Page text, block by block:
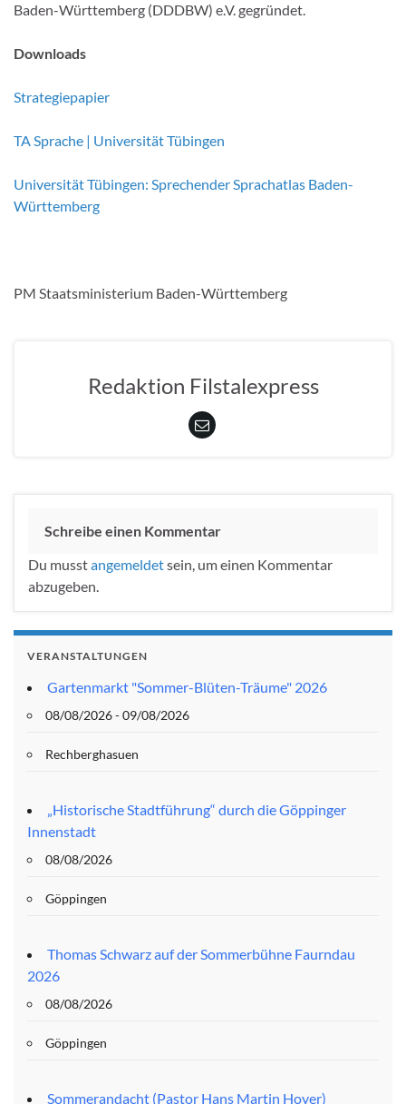
Baden-Württemberg (DDDBW) e.V. gegründet.
Downloads
Strategiepapier
TA Sprache | Universität Tübingen
Universität Tübingen: Sprechender Sprachatlas Baden-
Württemberg
PM Staatsministerium Baden-Württemberg
Redaktion Filstalexpress
Schreibe einen Kommentar
Du musstangemeldetsein, um einen Kommentar
abzugeben.
VERANSTALTUNGEN
Gartenmarkt "Sommer-Blüten-Träume" 2026
08/08/2026 - 09/08/2026
Rechberghasuen
„Historische Stadtführung“ durch die Göppinger
Innenstadt
08/08/2026
Göppingen
Thomas Schwarz auf der Sommerbühne Faurndau
2026
08/08/2026
Göppingen
Sommerandacht (Pastor Hans Martin Hoyer)